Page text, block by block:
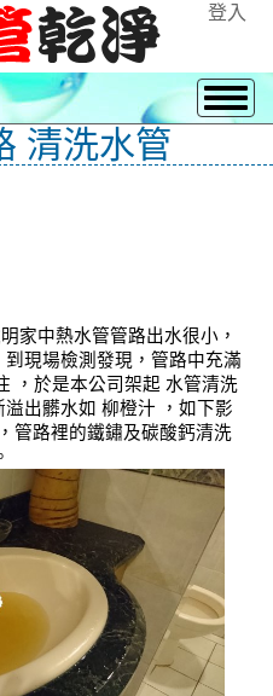
登入
清洗水管
家中熱水管管路出水很小，
現場檢測發現，管路中充滿
，於是本公司架起 水管清洗
出髒水如 柳橙汁 ，如下影
管路裡的鐵鏽及碳酸鈣清洗